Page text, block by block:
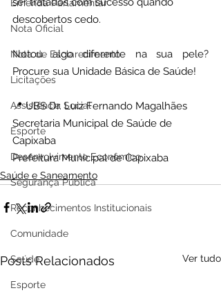
Emenda Parlamentar
Nota Oficial
Nota de Esclarecimento
Licitações
Assistência Social
Esporte
Desenvolvimento Econômico
Segurança Pública
Reconhecimentos Institucionais
Comunidade
Saúde
Esporte
descobertos cedo.
Notou algo diferente na sua pele?
Procure sua Unidade Básica de Saúde!
📍 UBS Dr. Luiz Fernando Magalhães
Secretaria Municipal de Saúde de
Capixaba
Prefeitura Municipal de Capixaba
Saúde e Saneamento
Posts Relacionados Ver tudo